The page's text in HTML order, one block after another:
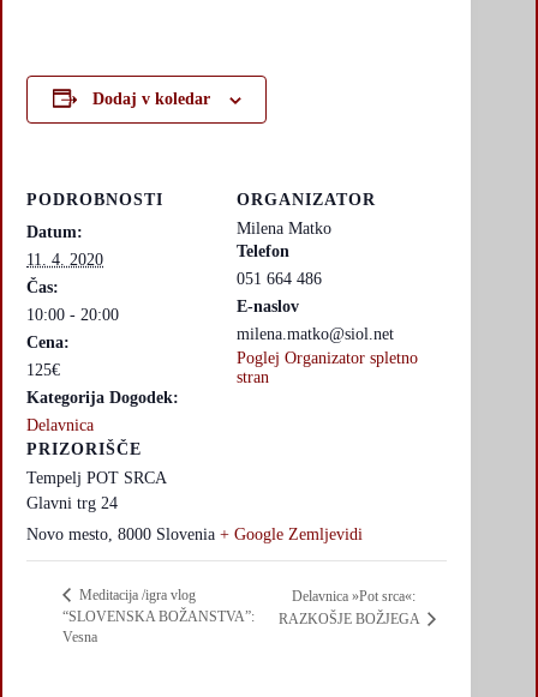
Dodaj v koledar
PODROBNOSTI
Datum:
11. 4. 2020
Čas:
10:00 - 20:00
Cena:
125€
Kategorija Dogodek:
Delavnica
PRIZORIŠČE
Tempelj POT SRCA
Glavni trg 24
Novo mesto, 8000 Slovenia + Google Zemljevidi
ORGANIZATOR
Milena Matko
Telefon
051 664 486
E-naslov
milena.matko@siol.net
Poglej Organizator spletno
stran
Meditacija /igra vlog
“SLOVENSKA BOŽANSTVA”:
Vesna
Delavnica »Pot srca«:
RAZKOŠJE BOŽJEGA